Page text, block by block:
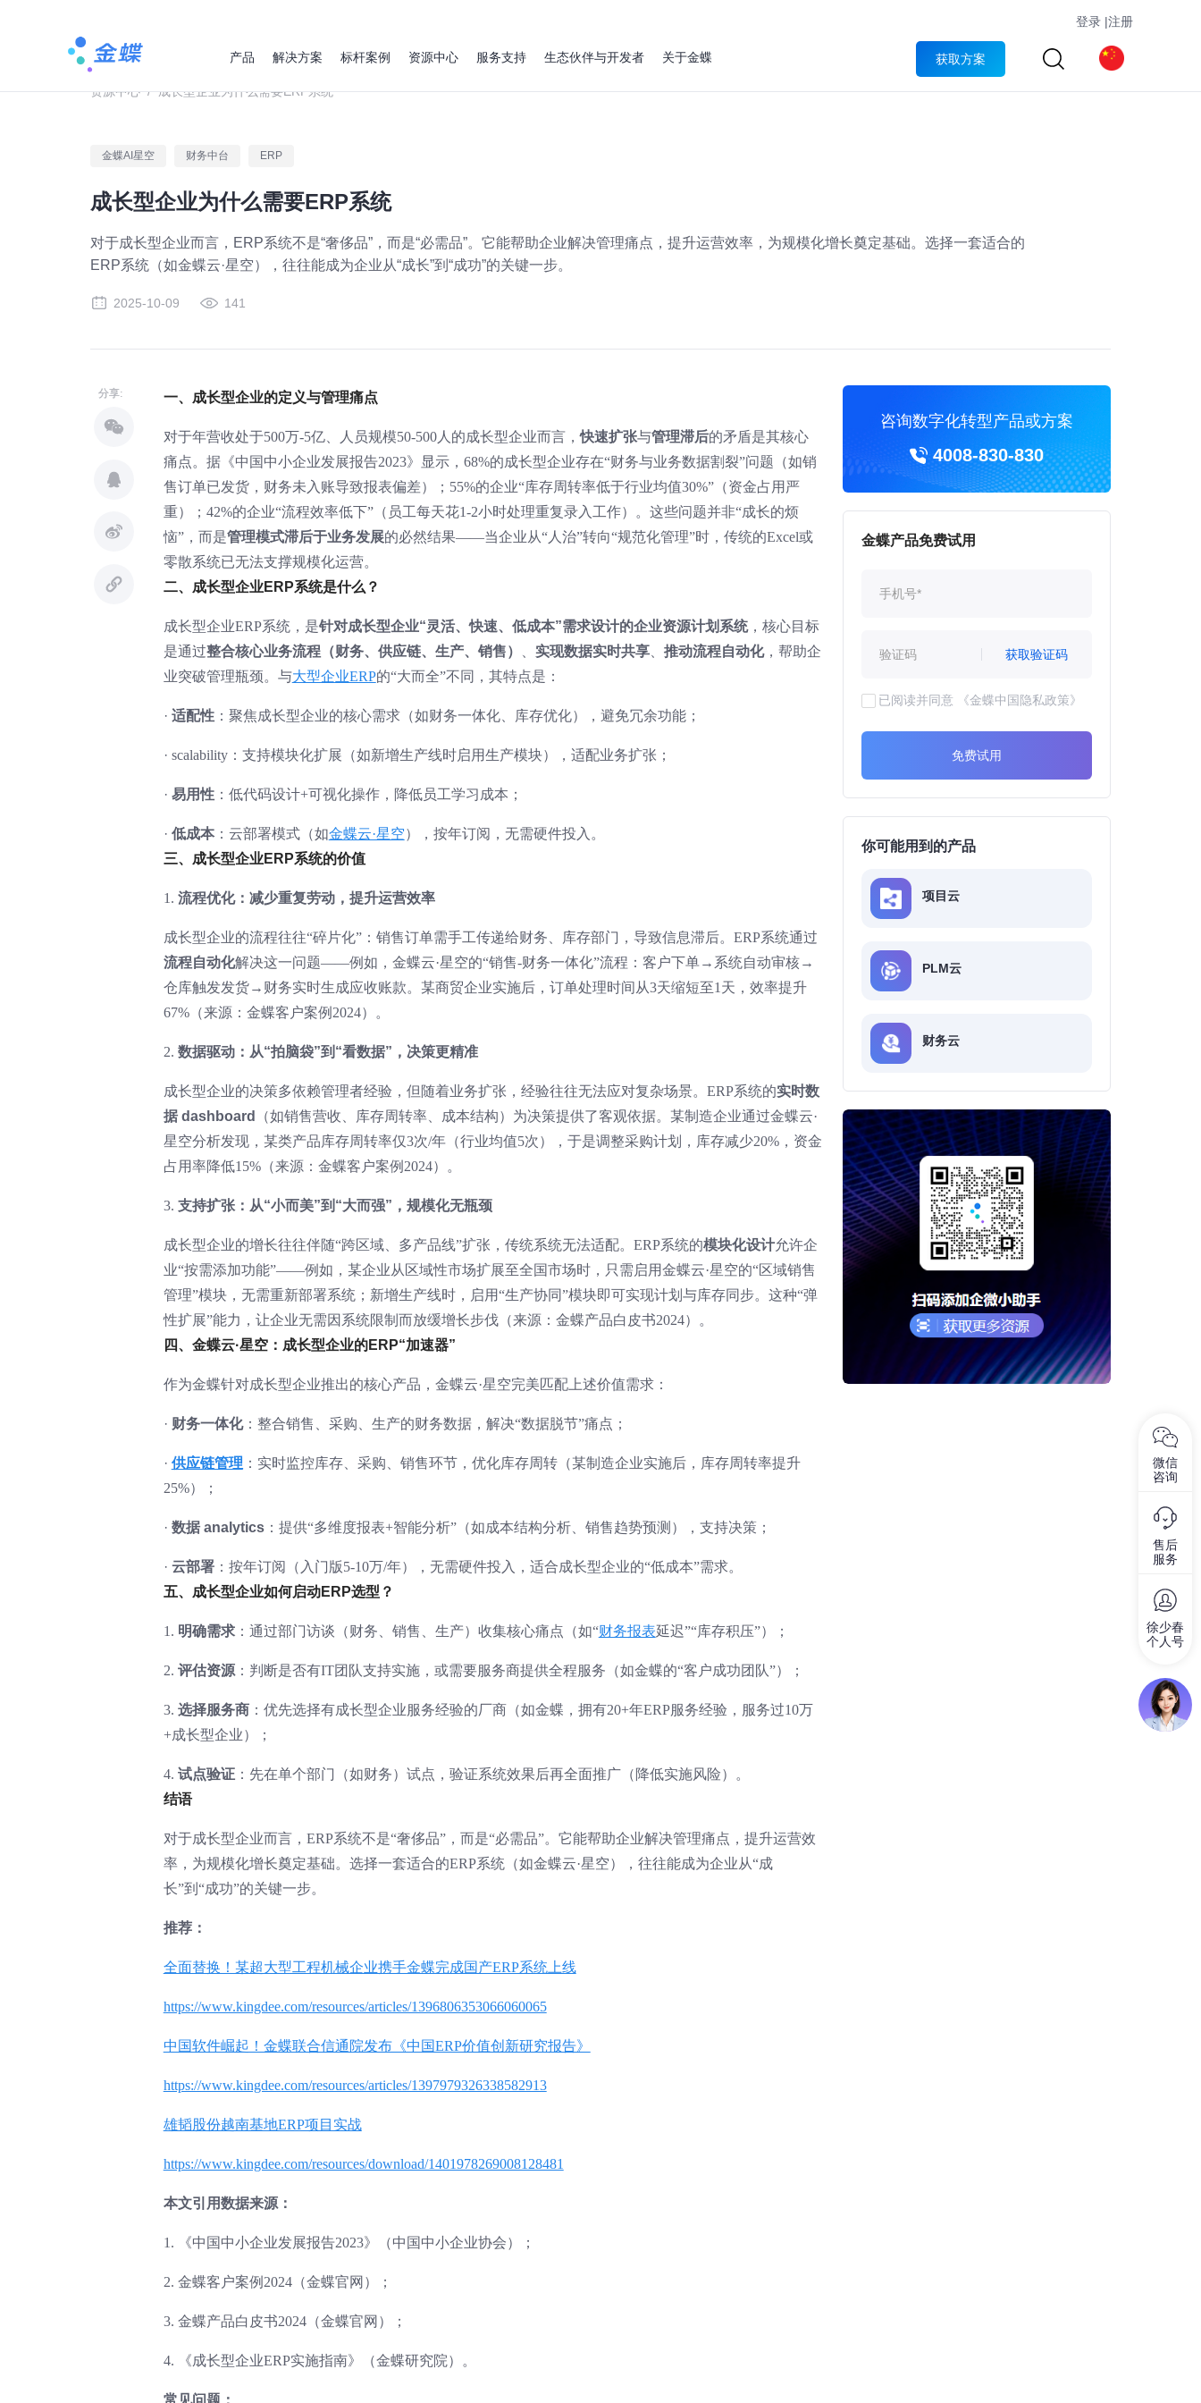
登录 |注册
产品 解决方案 标杆案例 资源中心 服务支持 生态伙伴与开发者 关于金蝶 获取方案
资源中心 / 成长型企业为什么需要ERP系统
金蝶AI星空 财务中台 ERP
成长型企业为什么需要ERP系统
对于成长型企业而言，ERP系统不是“奢侈品”，而是“必需品”。它能帮助企业解决管理痛点，提升运营效率，为规模化增长奠定基础。选择一套适合的
ERP系统（如金蝶云·星空），往往能成为企业从“成长”到“成功”的关键一步。
2025-10-09 141
分享: 一、成长型企业的定义与管理痛点
对于年营收处于500万-5亿、人员规模50-500人的成长型企业而言，快速扩张与管理滞后的矛盾是其核心
痛点。据《中国中小企业发展报告2023》显示，68%的成长型企业存在“财务与业务数据割裂”问题（如销
售订单已发货，财务未入账导致报表偏差）；55%的企业“库存周转率低于行业均值30%”（资金占用严
重）；42%的企业“流程效率低下”（员工每天花1-2小时处理重复录入工作）。这些问题并非“成长的烦
恼”，而是管理模式滞后于业务发展的必然结果——当企业从“人治”转向“规范化管理”时，传统的Excel或
零散系统已无法支撑规模化运营。
二、成长型企业ERP系统是什么？
成长型企业ERP系统，是针对成长型企业“灵活、快速、低成本”需求设计的企业资源计划系统，核心目标
是通过整合核心业务流程（财务、供应链、生产、销售） 实现数据实时共享、 推动流程自动化，帮助企
业突破管理瓶颈。与大型企业ERP的“大而全”不同，其特点是：
· 适配性：聚焦成长型企业的核心需求（如财务一体化、库存优化），避免冗余功能；
· scalability：支持模块化扩展（如新增生产线时启用生产模块），适配业务扩张；
· 易用性：低代码设计+可视化操作，降低员工学习成本；
· 低成本：云部署模式（如金蝶云·星空），按年订阅，无需硬件投入。
三、成长型企业ERP系统的价值
1. 流程优化：减少重复劳动，提升运营效率
成长型企业的流程往往“碎片化”：销售订单需手工传递给财务、库存部门，导致信息滞后。ERP系统通过
流程自动化解决这一问题——例如，金蝶云·星空的“销售-财务一体化”流程：客户下单→系统自动审核→
仓库触发发货→财务实时生成应收账款。某商贸企业实施后，订单处理时间从3天缩短至1天，效率提升
67%（来源：金蝶客户案例2024）。
2. 数据驱动：从“拍脑袋”到“看数据”，决策更精准
成长型企业的决策多依赖管理者经验，但随着业务扩张，经验往往无法应对复杂场景。ERP系统的实时数
据 dashboard
（如销售营收、库存周转率、成本结构）为决策提供了客观依据。某制造企业通过金蝶云·
星空分析发现，某类产品库存周转率仅3次/年（行业均值5次），于是调整采购计划，库存减少20%，资金
占用率降低15%（来源：金蝶客户案例2024）。
3. 支持扩张：从“小而美”到“大而强”，规模化无瓶颈
成长型企业的增长往往伴随“跨区域、多产品线”扩张，传统系统无法适配。ERP系统的模块化设计允许企
业“按需添加功能”——例如，某企业从区域性市场扩展至全国市场时，只需启用金蝶云·星空的“区域销售
管理”模块，无需重新部署系统；新增生产线时，启用“生产协同”模块即可实现计划与库存同步。这种“弹
性扩展”能力，让企业无需因系统限制而放缓增长步伐（来源：金蝶产品白皮书2024）。
四、金蝶云·星空：成长型企业的ERP“加速器”
作为金蝶针对成长型企业推出的核心产品，金蝶云·星空完美匹配上述价值需求：
· 财务一体化：整合销售、采购、生产的财务数据，解决“数据脱节”痛点；
· 供应链管理 ：实时监控库存、采购、销售环节，优化库存周转（某制造企业实施后，库存周转率提升
25%）；
· 数据 analytics：提供“多维度报表+智能分析”（如成本结构分析、销售趋势预测），支持决策；
· 云部署：按年订阅（入门版5-10万/年），无需硬件投入，适合成长型企业的“低成本”需求。
五、成长型企业如何启动ERP选型？
1. 明确需求：通过部门访谈（财务、销售、生产）收集核心痛点（如“财务报表延迟”“库存积压”）；
2. 评估资源：判断是否有IT团队支持实施，或需要服务商提供全程服务（如金蝶的“客户成功团队”）；
3. 选择服务商：优先选择有成长型企业服务经验的厂商（如金蝶，拥有20+年ERP服务经验，服务过10万
+成长型企业）；
4. 试点验证：先在单个部门（如财务）试点，验证系统效果后再全面推广（降低实施风险）。
结语
对于成长型企业而言，ERP系统不是“奢侈品”，而是“必需品”。它能帮助企业解决管理痛点，提升运营效
率，为规模化增长奠定基础。选择一套适合的ERP系统（如金蝶云·星空），往往能成为企业从“成
长”到“成功”的关键一步。
推荐：
全面替换！某超大型工程机械企业携手金蝶完成国产ERP系统上线
https://www.kingdee.com/resources/articles/1396806353066060065
中国软件崛起！金蝶联合信通院发布《中国ERP价值创新研究报告》
https://www.kingdee.com/resources/articles/1397979326338582913
雄韬股份越南基地ERP项目实战
https://www.kingdee.com/resources/download/1401978269008128481
本文引用数据来源：
1. 《中国中小企业发展报告2023》（中国中小企业协会）；
2. 金蝶客户案例2024（金蝶官网）；
3. 金蝶产品白皮书2024（金蝶官网）；
4. 《成长型企业ERP实施指南》（金蝶研究院）。
常见问题：
咨询数字化转型产品或方案
4008-830-830
金蝶产品免费试用
获取验证码
已阅读并同意 《金蝶中国隐私政策》
免费试用
你可能用到的产品
项目云
PLM云
财务云
微信
咨询
售后
服务
徐少春
个人号